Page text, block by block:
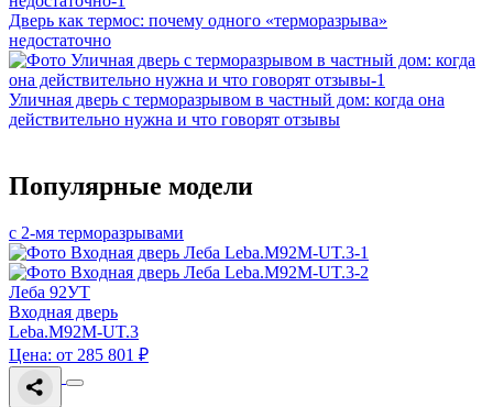
Дверь как термос: почему одного «терморазрыва»
недостаточно
Уличная дверь с терморазрывом в частный дом: когда она
действительно нужна и что говорят отзывы
Популярные модели
с 2-мя терморазрывами
Леба 92УТ
Входная дверь
Leba.M92M-UT.3
Цена: от 285 801 ₽